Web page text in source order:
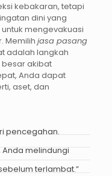
kebakaran, tetapi
dini yang
mengevakuasi
Memilih jasa pasang
adalah langkah
akibat
Anda dapat
aset, dan
pencegahan.
melindungi
terlambat.”